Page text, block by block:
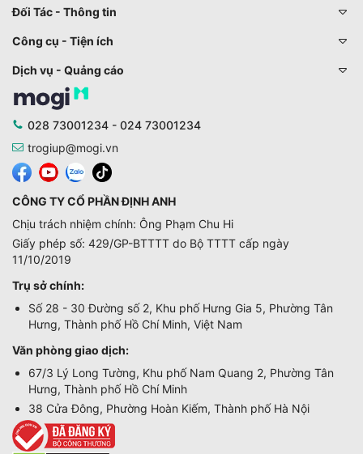
Đối Tác - Thông tin
Công cụ - Tiện ích
Dịch vụ - Quảng cáo
028 73001234 - 024 73001234
trogiup@mogi.vn
CÔNG TY CỔ PHẦN ĐỊNH ANH
Chịu trách nhiệm chính: Ông Phạm Chu Hi
Giấy phép số: 429/GP-BTTTT do Bộ TTTT cấp ngày
11/10/2019
Trụ sở chính:
Số 28 - 30 Đường số 2, Khu phố Hưng Gia 5, Phường Tân
Hưng, Thành phố Hồ Chí Minh, Việt Nam
Văn phòng giao dịch:
67/3 Lý Long Tường, Khu phố Nam Quang 2, Phường Tân
Hưng, Thành phố Hồ Chí Minh
38 Cửa Đông, Phường Hoàn Kiếm, Thành phố Hà Nội